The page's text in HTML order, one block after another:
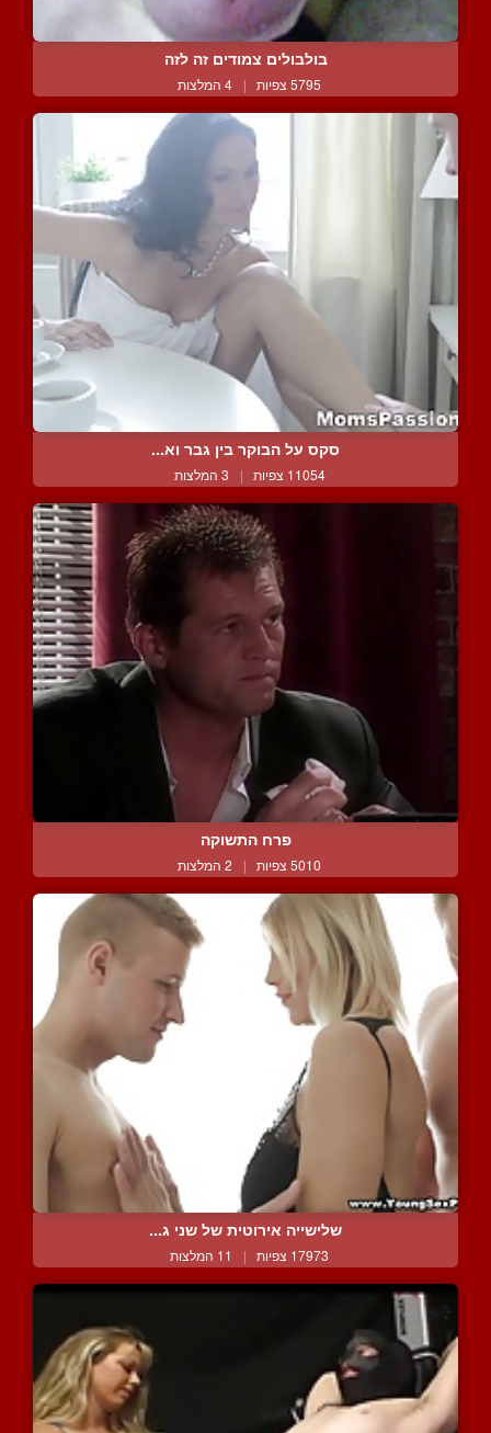
בולבולים צמודים זה לזה
5795 צפיות | 4 המלצות
סקס על הבוקר בין גבר וא...
11054 צפיות | 3 המלצות
פרח התשוקה
5010 צפיות | 2 המלצות
שלישייה אירוטית של שני ג...
17973 צפיות | 11 המלצות